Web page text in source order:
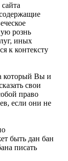
рознь
иных
к контексту
который Вы и
свои
право
если они не
быть дан бан
писать